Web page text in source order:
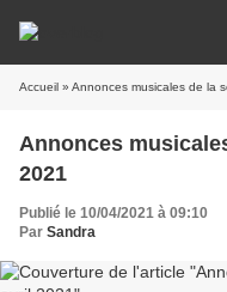
Accueil » Annonces musicales de la
Annonces
2021
Publié le 10/04/2021 à 09:10
Par Sandra